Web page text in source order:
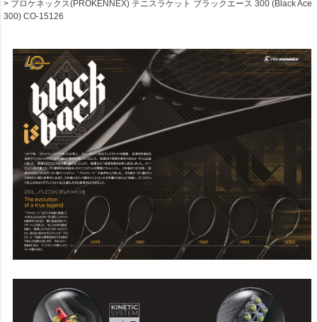
プロケネックス(PROKENNEX) テニスラケット ブラックエース 300 (Black Ace
300) CO-15126